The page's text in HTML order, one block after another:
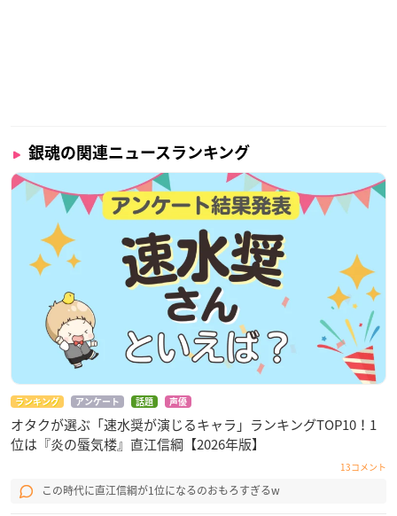
銀魂の関連ニュースランキング
ランキング アンケート 話題 声優
オタクが選ぶ「速水奨が演じるキャラ」ランキングTOP10！1
位は『炎の蜃気楼』直江信綱【2026年版】
13コメント
この時代に直江信綱が1位になるのおもろすぎるw